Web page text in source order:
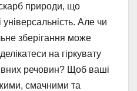
природи, що
Але чи
зберігання може
на гіркувату
речовин? Щоб ваші
смачними та